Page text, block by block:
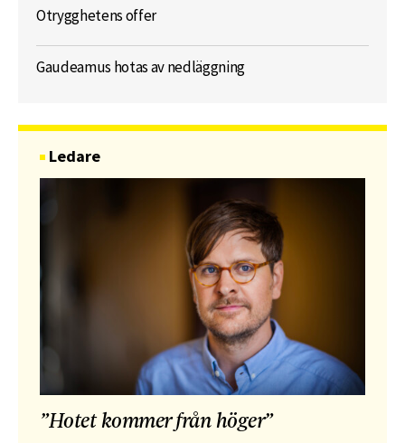
Otrygghetens offer
Gaudeamus hotas av nedläggning
Ledare
”Hotet kommer från höger”